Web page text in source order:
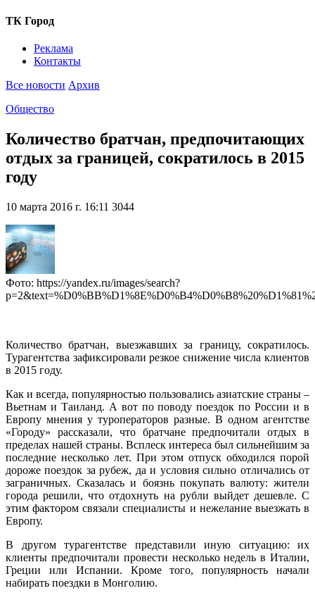
ТК Город
Реклама
Контакты
Все новости Архив
Общество
Количество братчан, предпочитающих
отдых за границей, сократилось в 2015
году
10 марта 2016 г. 16:11 3044
Фото: https://yandex.ru/images/search?
Количество братчан, выезжавших за границу, сократилось.
Турагентства зафиксировали резкое снижение числа клиентов
в 2015 году.
Как и всегда, популярностью пользовались азиатские страны –
Вьетнам и Таиланд. А вот по поводу поездок по России и в
Европу мнения у туроператоров разные. В одном агентстве
«Городу» рассказали, что братчане предпочитали отдых в
пределах нашей страны. Всплеск интереса был сильнейшим за
последние несколько лет. При этом отпуск обходился порой
дороже поездок за рубеж, да и условия сильно отличались от
заграничных. Сказалась и боязнь покупать валюту: жители
города решили, что отдохнуть на рубли выйдет дешевле. С
этим фактором связали специалисты и нежелание выезжать в
Европу.
В другом турагентстве представили иную ситуацию: их
клиенты предпочитали провести несколько недель в Италии,
Греции или Испании. Кроме того, популярность начали
набирать поездки в Монголию.